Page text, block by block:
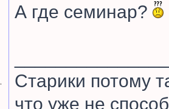
А где семинар?
Старики потому
что уже не